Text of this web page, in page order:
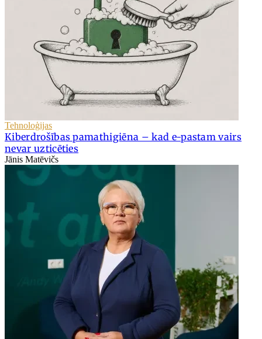
Tehnoloģijas
Kiberdrošības pamathigiēna – kad e-pastam vairs
nevar uzticēties
Jānis Matēvičs